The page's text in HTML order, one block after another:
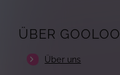
ÜBER GOOLOO
Über uns